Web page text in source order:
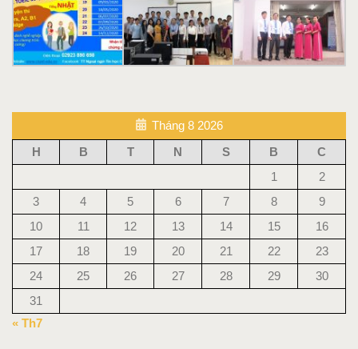
Tháng 8 2026
H
B T N S B
C
1
2
3
4 5 6 7 8
9
10
11 12 13 14 15
16
17
18 19 20 21 22
23
24
25 26 27 28 29
30
31
« Th7